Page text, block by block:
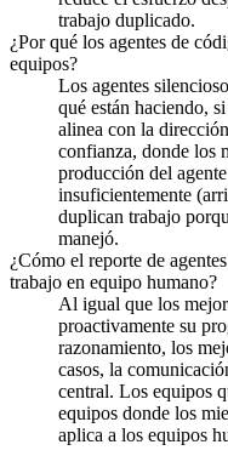
trabajo duplicado.
¿Por qué los agentes de
equipos?
Los agentes
qué están haciendo,
alinea con la
confianza, donde los
producción del
insuficientemente
duplican trabajo
manejó.
¿Cómo el reporte de
trabajo en equipo humano?
Al igual que los
proactivamente su
razonamiento, los
casos, la
central. Los equipos
equipos donde los
aplica a los equipos